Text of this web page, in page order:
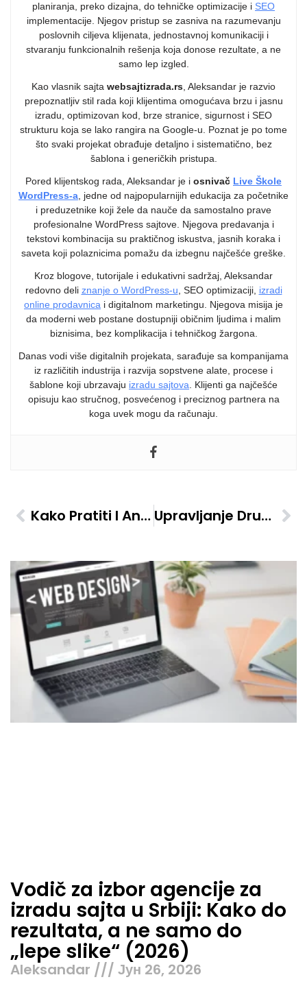
planiranja, preko dizajna, do tehničke optimizacije i SEO
implementacije. Njegov pristup se zasniva na razumevanju
poslovnih ciljeva klijenata, jednostavnoj komunikaciji i
stvaranju funkcionalnih rešenja koja donose rezultate, a ne
samo lep izgled.
Kao vlasnik sajta websajtizrada.rs, Aleksandar je razvio
prepoznatljiv stil rada koji klijentima omogućava brzu i jasnu
izradu, optimizovan kod, brze stranice, sigurnost i SEO
strukturu koja se lako rangira na Google-u. Poznat je po tome
što svaki projekat obrađuje detaljno i sistematično, bez
šablona i generičkih pristupa.
Pored klijentskog rada, Aleksandar je i osnivač Live Škole
WordPress-a, jedne od najpopularnijih edukacija za početnike
i preduzetnike koji žele da nauče da samostalno prave
profesionalne WordPress sajtove. Njegova predavanja i
tekstovi kombinacija su praktičnog iskustva, jasnih koraka i
saveta koji polaznicima pomažu da izbegnu najčešće greške.
Kroz blogove, tutorijale i edukativni sadržaj, Aleksandar
redovno deli znanje o WordPress-u, SEO optimizaciji, izradi
online prodavnica i digitalnom marketingu. Njegova misija je
da moderni web postane dostupniji običnim ljudima i malim
biznisima, bez komplikacija i tehničkog žargona.
Danas vodi više digitalnih projekata, sarađuje sa kompanijama
iz različitih industrija i razvija sopstvene alate, procese i
šablone koji ubrzavaju izradu sajtova. Klijenti ga najčešće
opisuju kao stručnog, posvećenog i preciznog partnera na
koga uvek mogu da računaju.
Kako Pratiti I Analizirati SEO Performanse Vašeg Sajta Upravljanje Društvenim Mrežama Za Male Preduzetnike
Vodič za izbor agencije za
izradu sajta u Srbiji: Kako do
rezultata, a ne samo do
„lepe slike“ (2026)
Aleksandar Јун 26, 2026